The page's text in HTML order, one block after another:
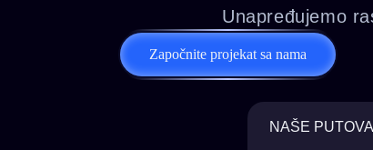
Unapređujemo
Započnite projekat sa nama
NAŠE